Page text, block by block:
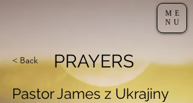
ME
NU
< Back PRAYERS
Pastor James z Ukrajiny